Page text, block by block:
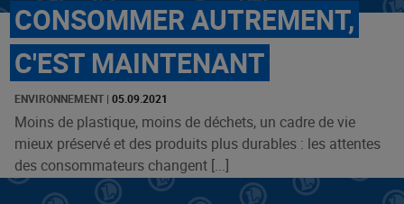
CONSOMMER AUTREMENT,
C'EST MAINTENANT
ENVIRONNEMENT | 05.09.2021
Moins de plastique, moins de déchets, un cadre de vie
mieux préservé et des produits plus durables : les attentes
des consommateurs changent [...]